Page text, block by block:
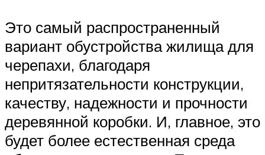
Это самый распространенный
вариант обустройства жилища для
черепахи, благодаря
непритязательности конструкции,
качеству, надежности и прочности
деревянной коробки. И, главное, это
будет более естественная среда